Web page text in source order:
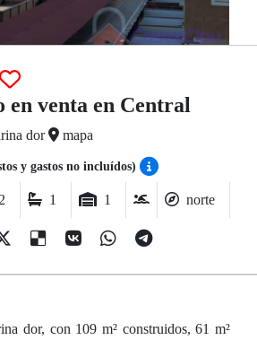
en venta en Central
dor mapa
y gastos no incluídos)
2 1 1 norte
dor, con 109 m² construidos, 61 m²